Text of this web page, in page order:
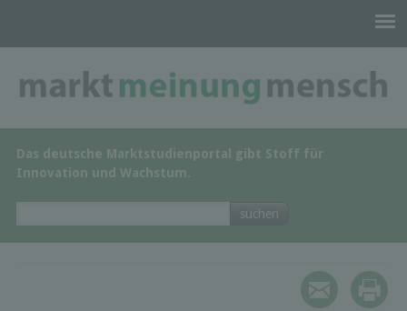
Das deutsche Marktstudienportal gibt Stoff für
Innovation und Wachstum.